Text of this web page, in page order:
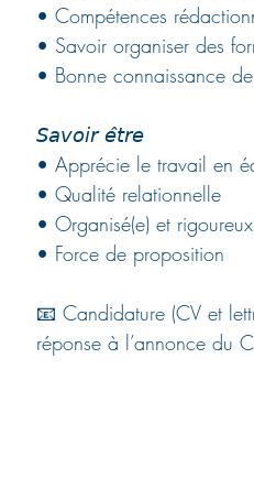
• Compétences
• Savoir organiser des
• Bonne connaissance
𝘚𝘢𝘷𝘰𝘪𝘳 𝘦̂𝘵𝘳𝘦
• Apprécie le travail en
• Qualité relationnelle
• Organisé(e) et
• Force de proposition
📧 Candidature (CV et
réponse à l’annonce